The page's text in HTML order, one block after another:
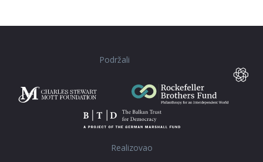
Podržali
Realizovao